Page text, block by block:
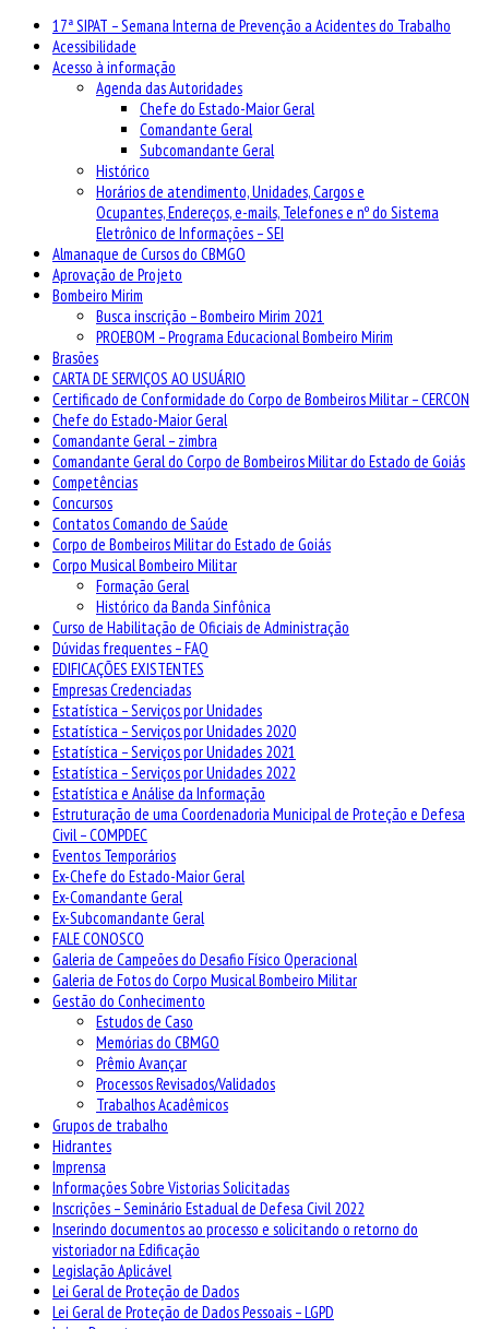
17ª SIPAT – Semana Interna de Prevenção a Acidentes do Trabalho
Acessibilidade
Acesso à informação
Agenda das Autoridades
Chefe do Estado-Maior Geral
Comandante Geral
Subcomandante Geral
Histórico
Horários de atendimento, Unidades, Cargos e
Ocupantes, Endereços, e-mails, Telefones e nº do Sistema
Eletrônico de Informações – SEI
Almanaque de Cursos do CBMGO
Aprovação de Projeto
Bombeiro Mirim
Busca inscrição – Bombeiro Mirim 2021
PROEBOM – Programa Educacional Bombeiro Mirim
Brasões
CARTA DE SERVIÇOS AO USUÁRIO
Certificado de Conformidade do Corpo de Bombeiros Militar – CERCON
Chefe do Estado-Maior Geral
Comandante Geral – zimbra
Comandante Geral do Corpo de Bombeiros Militar do Estado de Goiás
Competências
Concursos
Contatos Comando de Saúde
Corpo de Bombeiros Militar do Estado de Goiás
Corpo Musical Bombeiro Militar
Formação Geral
Histórico da Banda Sinfônica
Curso de Habilitação de Oficiais de Administração
Dúvidas frequentes – FAQ
EDIFICAÇÕES EXISTENTES
Empresas Credenciadas
Estatística – Serviços por Unidades
Estatística – Serviços por Unidades 2020
Estatística – Serviços por Unidades 2021
Estatística – Serviços por Unidades 2022
Estatística e Análise da Informação
Estruturação de uma Coordenadoria Municipal de Proteção e Defesa
Civil – COMPDEC
Eventos Temporários
Ex-Chefe do Estado-Maior Geral
Ex-Comandante Geral
Ex-Subcomandante Geral
FALE CONOSCO
Galeria de Campeões do Desafio Físico Operacional
Galeria de Fotos do Corpo Musical Bombeiro Militar
Gestão do Conhecimento
Estudos de Caso
Memórias do CBMGO
Prêmio Avançar
Processos Revisados/Validados
Trabalhos Acadêmicos
Grupos de trabalho
Hidrantes
Imprensa
Informações Sobre Vistorias Solicitadas
Inscrições – Seminário Estadual de Defesa Civil 2022
Inserindo documentos ao processo e solicitando o retorno do
vistoriador na Edificação
Legislação Aplicável
Lei Geral de Proteção de Dados
Lei Geral de Proteção de Dados Pessoais – LGPD